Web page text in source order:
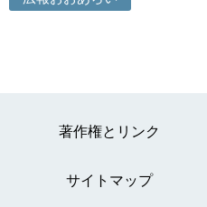
著作権とリンク
サイトマップ